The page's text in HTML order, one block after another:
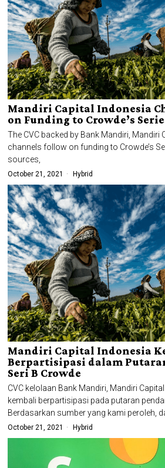
Mandiri Capital Indonesia
on Funding to Crowde’s
The CVC backed by Bank Mandiri, Mandiri
channels follow on funding to Crowde’s
sources,
October 21, 2021 Hybrid
Mandiri Capital Indonesia
Berpartisipasi dalam
Seri B Crowde
CVC kelolaan Bank Mandiri, Mandiri
kembali berpartisipasi pada putaran
Berdasarkan sumber yang kami peroleh,
October 21, 2021 Hybrid